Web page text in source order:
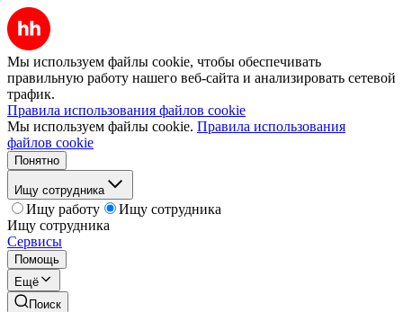
Мы используем файлы cookie, чтобы обеспечивать
правильную работу нашего веб-сайта и анализировать сетевой
трафик.
Правила использования файлов cookie
Мы используем файлы cookie. Правила использования
файлов cookie
Понятно
Ищу сотрудника
Ищу работу
Ищу сотрудника
Ищу сотрудника
Сервисы
Помощь
Ещё
Поиск